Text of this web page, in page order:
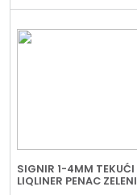
SIGNIR 1-4MM TEKUĆI
LIQLINER PENAC ZELENI